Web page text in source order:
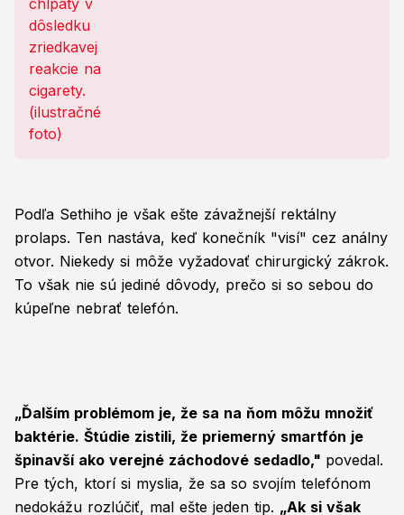
Podľa Sethiho je však ešte závažnejší rektálny
prolaps. Ten nastáva, keď konečník "visí" cez análny
otvor. Niekedy si môže vyžadovať chirurgický zákrok.
To však nie sú jediné dôvody, prečo si so sebou do
kúpeľne nebrať telefón.
„Ďalším problémom je, že sa na ňom môžu množiť
baktérie. Štúdie zistili, že priemerný smartfón je
špinavší ako verejné záchodové sedadlo," povedal.
Pre tých, ktorí si myslia, že sa so svojím telefónom
nedokážu rozlúčiť, mal ešte jeden tip. „Ak si však